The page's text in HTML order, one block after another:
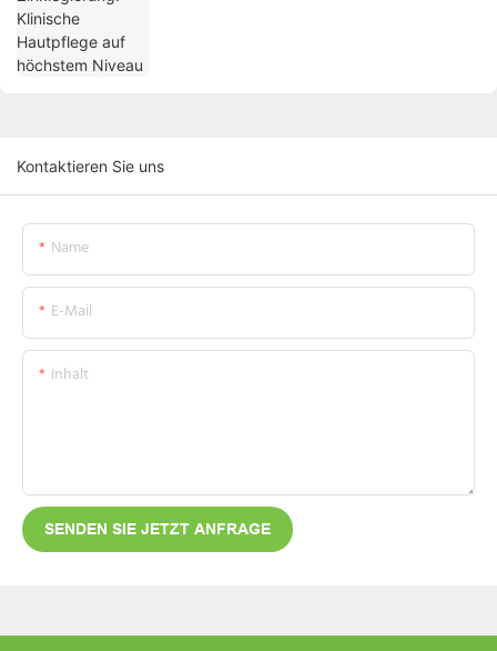
Kontaktieren Sie uns
Name
E-Mail
Inhalt
SENDEN SIE JETZT ANFRAGE